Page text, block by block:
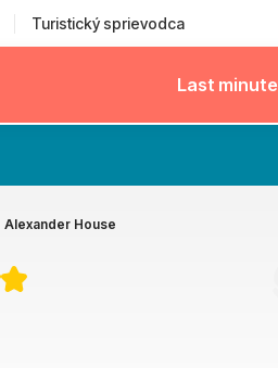
Turistický sprievodca
Last minute
Alexander House